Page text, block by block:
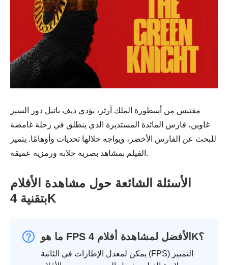
مقتبس من أسطورة الملك آرثر، يؤدي ديف باتيل دور السير
غاوين، فارس المائدة المستديرة الذي ينطلق في رحلة غامضة
للبحث عن الفارس الأخضر، ويواجه خلالها تحديات وأوهامًا. يتميز
الفيلم بمشاهد بصرية خلابة ورمزية عميقة.
الأسئلة الشائعة حول مشاهدة الأفلام
بتقنية 4K
ما هو FPS الأفضل لمشاهدة أفلام 4K؟
يمكن لمعدل الإطارات في الثانية (FPS) التمييز